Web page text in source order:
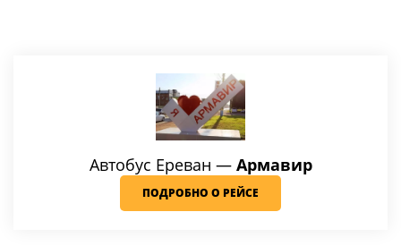
Автобус Ереван — Армавир
ПОДРОБНО О РЕЙСЕ